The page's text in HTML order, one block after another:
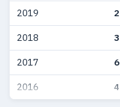
2019 2
2018 3
2017 6
2016 4